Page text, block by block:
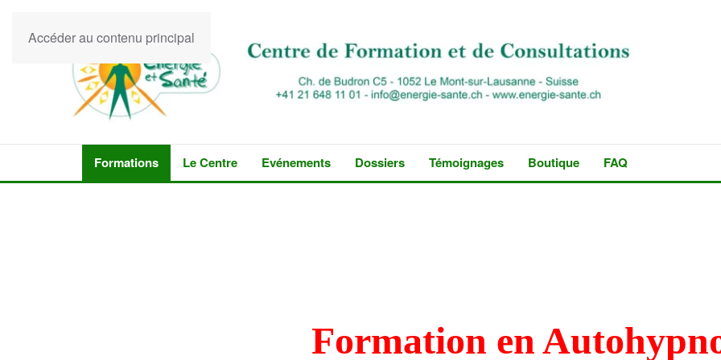
Accéder au contenu principal
Formations Le Centre Evénements Dossiers Témoignages Boutique FAQ
Formation en